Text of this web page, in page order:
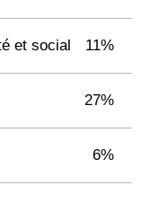
et social 11%
27%
6%